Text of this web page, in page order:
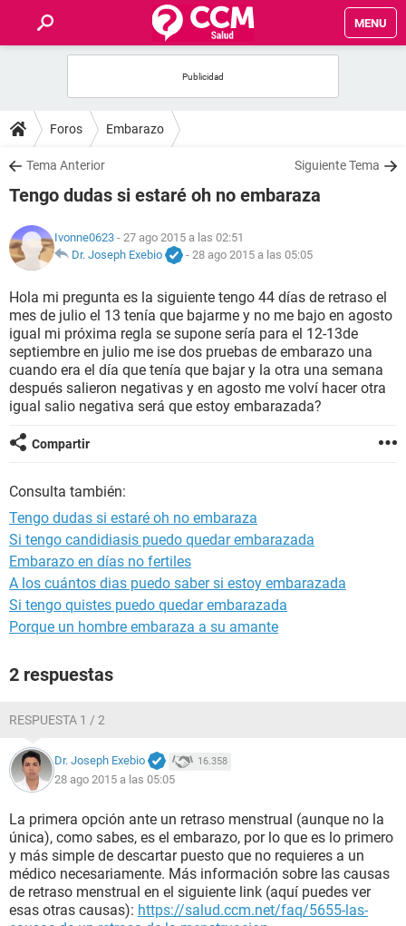
MENU
FOROS
SALUD
FAMILIA
NUTRICIÓN
BIENESTAR
SEXUALIDAD
GLOSARIO
Foros Embarazo
Tema Anterior Siguiente Tema
Tengo dudas si estaré oh no embaraza
Ivonne0623 - 27 ago 2015 a las 02:51
Dr. Joseph Exebio
- 28 ago 2015 a las 05:05
Hola mi pregunta es la siguiente tengo 44 días de retraso el
mes de julio el 13 tenía que bajarme y no me bajo en agosto
igual mi próxima regla se supone sería para el 12-13de
septiembre en julio me ise dos pruebas de embarazo una
cuando era el día que tenía que bajar y la otra una semana
después salieron negativas y en agosto me volví hacer otra
igual salio negativa será que estoy embarazada?
Compartir
Consulta también:
Tengo dudas si estaré oh no embaraza
Si tengo candidiasis puedo quedar embarazada
Embarazo en días no fertiles
A los cuántos dias puedo saber si estoy embarazada
Si tengo quistes puedo quedar embarazada
Porque un hombre embaraza a su amante
2 respuestas
RESPUESTA 1 / 2
Dr. Joseph Exebio 16.358
28 ago 2015 a las 05:05
La primera opción ante un retraso menstrual (aunque no la
única), como sabes, es el embarazo, por lo que es lo primero
y más simple de descartar puesto que no requieres a un
médico necesariamente. Más información sobre las causas
de retraso menstrual en el siguiente link (aquí puedes ver
esas otras causas): https://salud.ccm.net/faq/5655-las-